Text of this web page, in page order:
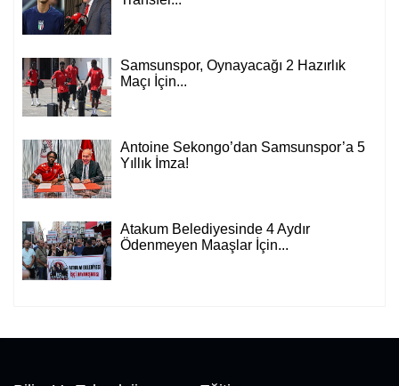
Samsunspor, Oynayacağı 2 Hazırlık
Maçı İçin...
Antoine Sekongo’dan Samsunspor’a 5
Yıllık İmza!
Atakum Belediyesinde 4 Aydır
Ödenmeyen Maaşlar İçin...